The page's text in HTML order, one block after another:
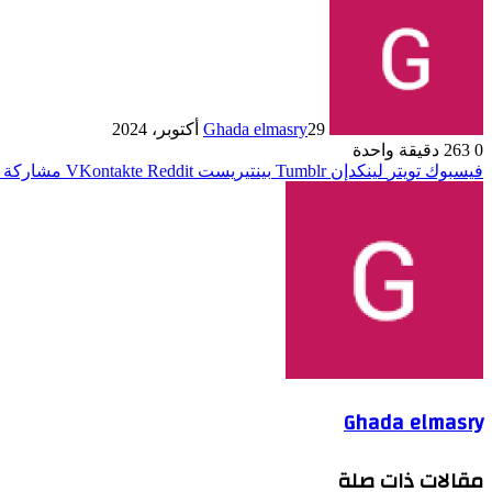
Ghada elmasry29 أكتوبر، 2024
0
دقيقة واحدة
فيسبوك تويتر لينكدإن بينتيريست مشاركة
Ghada elmasry
مقالات ذات صلة